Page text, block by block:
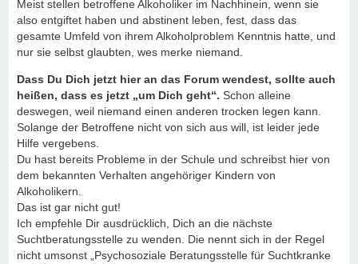
Meist stellen betroffene Alkoholiker im Nachhinein, wenn sie
also entgiftet haben und abstinent leben, fest, dass das
gesamte Umfeld von ihrem Alkoholproblem Kenntnis hatte, und
nur sie selbst glaubten, wes merke niemand.
Dass Du Dich jetzt hier an das Forum wendest, sollte auch
heißen, dass es jetzt „um Dich geht“. Schon alleine
deswegen, weil niemand einen anderen trocken legen kann.
Solange der Betroffene nicht von sich aus will, ist leider jede
Hilfe vergebens.
Du hast bereits Probleme in der Schule und schreibst hier von
dem bekannten Verhalten angehöriger Kindern von
Alkoholikern.
Das ist gar nicht gut!
Ich empfehle Dir ausdrücklich, Dich an die nächste
Suchtberatungsstelle zu wenden. Die nennt sich in der Regel
nicht umsonst „Psychosoziale Beratungsstelle für Suchtkranke